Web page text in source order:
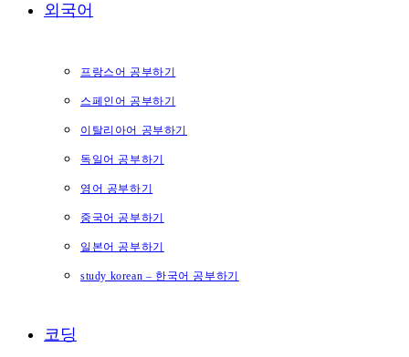
외국어
프랑스어 공부하기
스페인어 공부하기
이탈리아어 공부하기
독일어 공부하기
영어 공부하기
중국어 공부하기
일본어 공부하기
study korean – 한국어 공부하기
코딩